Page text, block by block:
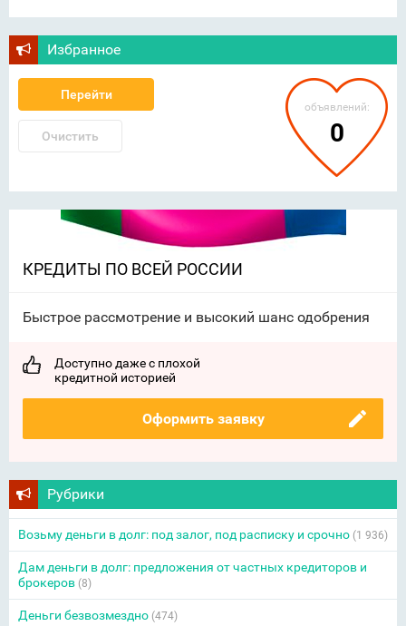
Избранное
Перейти
Очистить
объявлений:
0
КРЕДИТЫ ПО ВСЕЙ РОССИИ
Быстрое рассмотрение и высокий шанс одобрения
Доступно даже с плохой
кредитной историей
Оформить заявку
Рубрики
Возьму деньги в долг: под залог, под расписку и срочно (1 936)
Дам деньги в долг: предложения от частных кредиторов и
брокеров (8)
Деньги безвозмездно (474)